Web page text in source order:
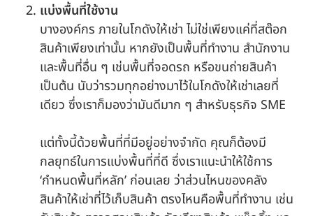
แบ่งพื้นที่ใช้งาน
บางองค์กร ภายในโกดังให้เช่า ไม่ใช่เพียงแค่ที่สต๊อก
สินค้าเพียงเท่านั้น หากยังเป็นพื้นที่ทำงาน สำนักงาน
และพื้นที่อื่น ๆ เช่นพื้นที่จอดรถ หรือขนถ่ายสินค้า
เป็นต้น นับว่ารวมทุกอย่างมาไว้ในโกดังให้เช่าเลยที่
เดียว ซึ่งเราก็มองว่ามันดีมาก ๆ สำหรับธุรกิจ SME
แต่ทั้งนี้ด้วยพื้นที่ที่มีอยู่อย่างจำกัด คุณก็ต้องมี
กลยุทธ์ในการแบ่งพื้นที่ที่ดี ซึ่งเราแนะนำให้ใช้การ
‘กำหนดพื้นที่หลัก’ ก่อนเลย ว่าส่วนไหนของคลัง
สินค้าให้เช่าที่ไว้เก็บสินค้า ตรงไหนคือพื้นที่ทำงาน เช่น